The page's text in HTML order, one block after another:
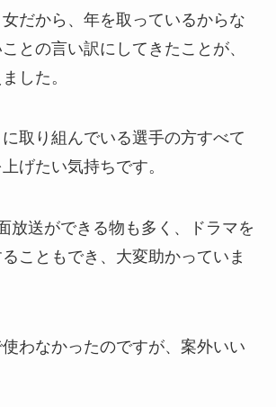
だから、年を取っているからな
との言い訳にしてきたことが、
した。
取り組んでいる選手の方すべて
げたい気持ちです。
放送ができる物も多く、ドラマを
こともでき、大変助かっていま
わなかったのですが、案外いい